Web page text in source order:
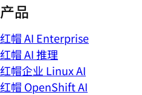
产品
红帽 AI Enterprise
红帽 AI 推理
红帽企业 Linux AI
红帽 OpenShift AI